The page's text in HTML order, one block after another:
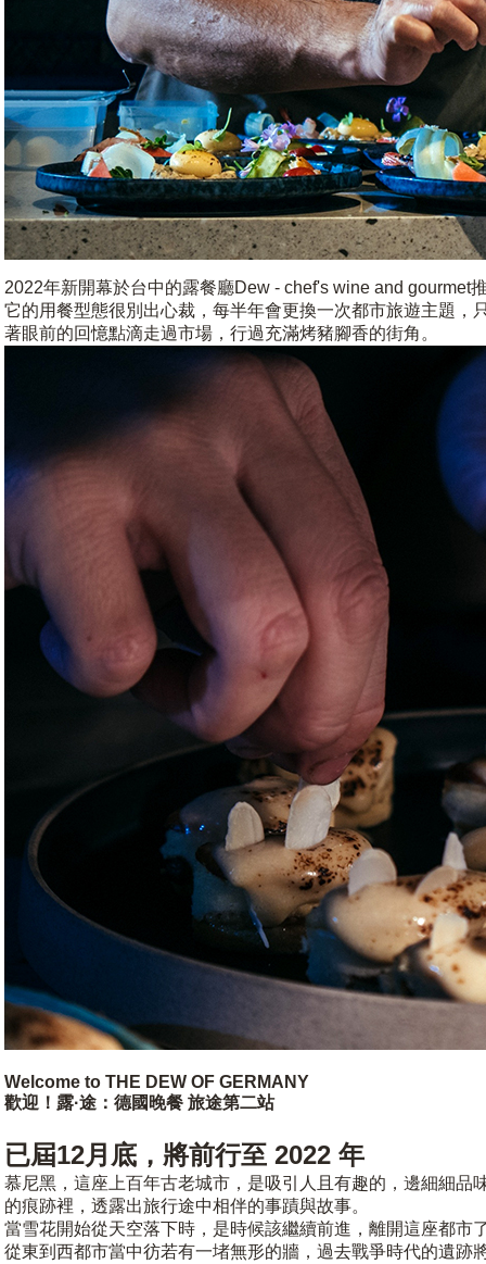
2022年新開幕於台中的露餐廳Dew - chef's wine and gourmet
它的用餐型態很別出心裁，每半年會更換一次都市旅遊主題，
著眼前的回憶點滴走過市場，行過充滿烤豬腳香的街角。
Welcome to THE DEW OF GERMANY
歡迎！露·途：德國晚餐 旅途第二站
已屆12月底，將前行至 2022 年
慕尼黑，這座上百年古老城市，是吸引人且有趣的，邊細細
的痕跡裡，透露出旅行途中相伴的事蹟與故事。
當雪花開始從天空落下時，是時候該繼續前進，離開這座都市
從東到西都市當中彷若有一堵無形的牆，過去戰爭時代的遺